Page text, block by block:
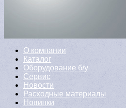
О компании
Каталог
Оборудование б/у
Сервис
Новости
Расходные материалы
Новинки